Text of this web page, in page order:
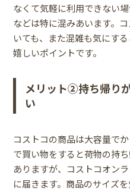
なくて気軽に利用できない
などは特に混みあいます。
いても、また混雑も気にす
嬉しいポイントです。
メリット②持ち帰り
い
コストコの商品は大容量で
で買い物をすると荷物の持
ありますが、コストコオン
に届きます。商品のサイズ